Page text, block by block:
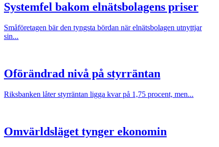
Systemfel bakom elnätsbolagens priser
Småföretagen bär den tyngsta bördan när elnätsbolagen utnyttjar
sin...
Oförändrad nivå på styrräntan
Riksbanken låter styrräntan ligga kvar på 1,75 procent, men...
Omvärldsläget tynger ekonomin